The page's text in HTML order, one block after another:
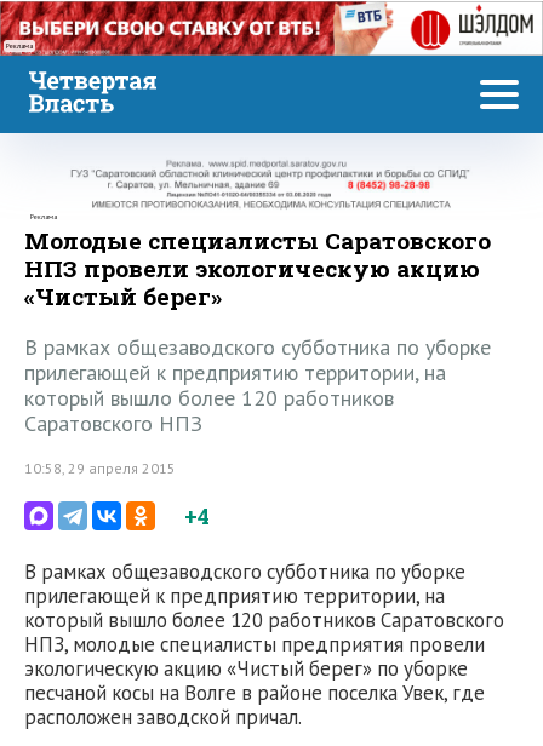
Реклама
Реклама
Молодые специалисты Саратовского
НПЗ провели экологическую акцию
«Чистый берег»
В рамках общезаводского субботника по уборке
прилегающей к предприятию территории, на
который вышло более 120 работников
Саратовского НПЗ
10:58, 29 апреля 2015
+4
В рамках общезаводского субботника по уборке
прилегающей к предприятию территории, на
который вышло более 120 работников Саратовского
НПЗ, молодые специалисты предприятия провели
экологическую акцию «Чистый берег» по уборке
песчаной косы на Волге в районе поселка Увек, где
расположен заводской причал.